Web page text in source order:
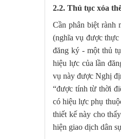
2.2. Thủ tục xóa
Cần phân biệt rành
(nghĩa vụ được thực
đăng ký - một thủ
hiệu lực của lần
vụ này được Nghị
“được tính từ thời
có hiệu lực phụ
thiết kế này cho
hiện giao dịch dân